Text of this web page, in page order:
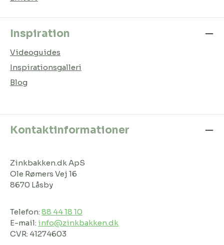
Inspiration
Videoguides
Inspirationsgalleri
Blog
Kontaktinformationer
Zinkbakken.dk ApS
Ole Rømers Vej 16
8670 Låsby
Telefon: 88 44 18 10
E-mail: info@zinkbakken.dk
CVR: 41274603